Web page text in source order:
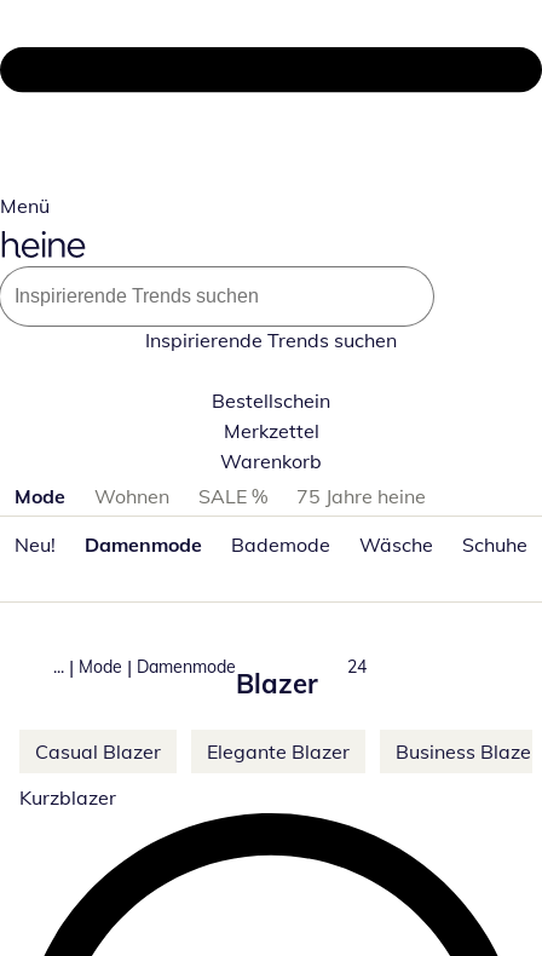
Menü
Inspirierende Trends suchen
Bestellschein
Merkzettel
Warenkorb
Produktkategorien überspringen
Mode Wohnen SALE %
75 Jahre heine
Neu!
Damenmode Bademode Wäsche Schuhe
... | Mode | Damenmode
Blazer
Produkte
24
Weitere Kategorien überspringen
Casual Blazer Elegante Blazer
Business Blazer
Kurzblazer